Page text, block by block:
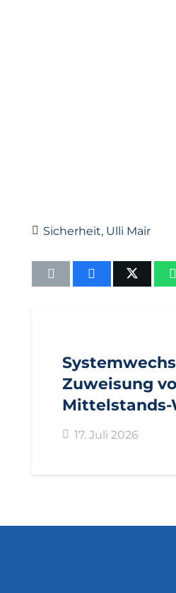
Sicherheit, Ulli Mair
Zuweisung
Mittelstands-
17. Juli 2026